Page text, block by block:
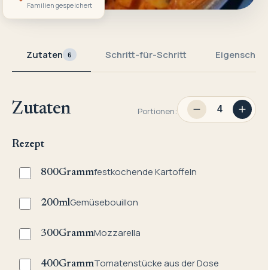
Familien gespeichert
Zutaten 6 Schritt-für-Schritt
Zutaten Portionen:
Rezept
800Grammfestkochende Kartoffeln
200mlGemüsebouillon
300GrammMozzarella
400GrammTomatenstücke aus der Dose